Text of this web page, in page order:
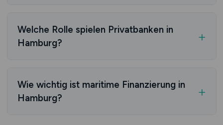
Tradition mit modernen
Finanzdienstleistungen:
(1798), Berenberg (1590) - älteste der
Welt
Welche Rolle spielen Privatbanken in
Hamburg?
Privatbanken mit jahrhundertealter
Tradition:
Wie wichtig ist maritime Finanzierung in
Hamburg?